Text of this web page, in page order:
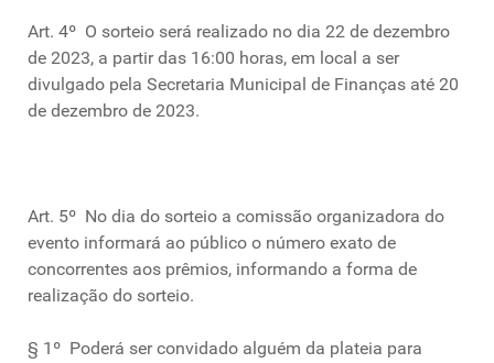
Art. 4º O sorteio será realizado no dia 22 de dezembro
de 2023, a partir das 16:00 horas, em local a ser
divulgado pela Secretaria Municipal de Finanças até 20
de dezembro de 2023.
Art. 5º No dia do sorteio a comissão organizadora do
evento informará ao público o número exato de
concorrentes aos prêmios, informando a forma de
realização do sorteio.
§ 1º Poderá ser convidado alguém da plateia para